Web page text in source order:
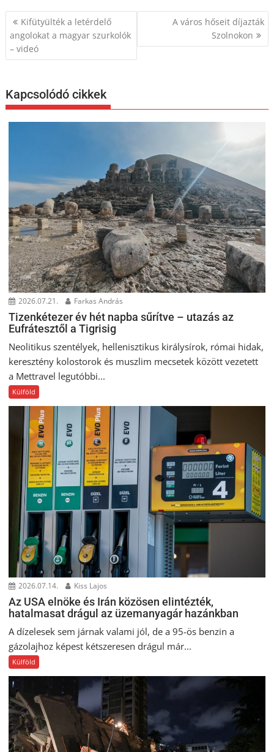
Bejegyzés
navigáció
Kifütyülték a letérdelő
angolokat a magyar szurkolók
– videó
A város hőseit díjazták
Szolnokon
Kapcsolódó cikkek
2026.07.21. Farkas András
Tizenkétezer év hét napba sűrítve – utazás az
Eufrátesztől a Tigrisig
Neolitikus szentélyek, hellenisztikus királysírok, római hidak,
keresztény kolostorok és muszlim mecsetek között vezetett
a Mettravel legutóbbi...
Külföld
2026.07.14. Kiss Lajos
Az USA elnöke és Irán közösen elintézték,
hatalmasat drágul az üzemanyagár hazánkban
A dízelesek sem járnak valami jól, de a 95-ös benzin a
gázolajhoz képest kétszeresen drágul már...
Külföld